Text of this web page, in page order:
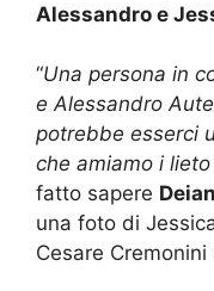
Alessandro e
“Una persona in
e Alessandro
potrebbe esserci
che amiamo i
fatto sapere
una foto di
Cesare Cremonini